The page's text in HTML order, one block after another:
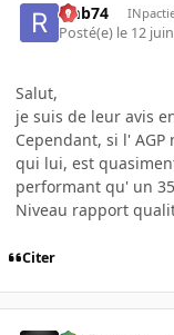
rmb74
Posté(e) le 12
Salut,
je suis de leur avis
Cependant, si l'
qui lui, est
performant qu' un
Niveau rapport
Citer